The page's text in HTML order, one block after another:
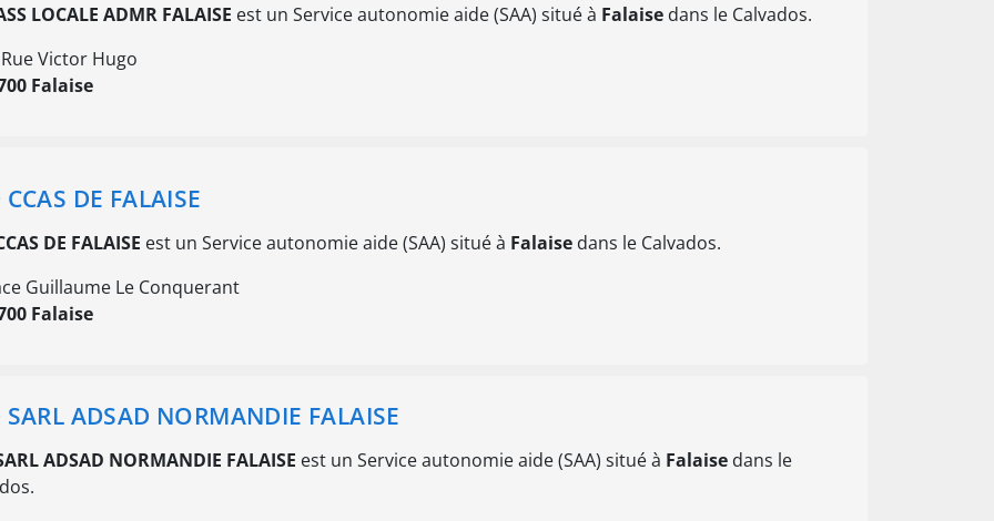
LOCALE ADMR FALAISE est un Service autonomie aide (SAA) situé à Falaise dans le Calvados.
Victor Hugo
Falaise
DE FALAISE
DE FALAISE est un Service autonomie aide (SAA) situé à Falaise dans le Calvados.
Guillaume Le Conquerant
Falaise
SARL ADSAD NORMANDIE FALAISE
ADSAD NORMANDIE FALAISE est un Service autonomie aide (SAA) situé à Falaise dans le